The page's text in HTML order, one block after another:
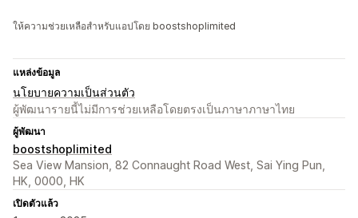
ให้ความช่วยเหลือสำหรับแอปโดย boostshoplimited
แหล่งข้อมูล
นโยบายความเป็นส่วนตัว
ผู้พัฒนารายนี้ไม่มีการช่วยเหลือโดยตรงเป็นภาษาภาษาไทย
ผู้พัฒนา
boostshoplimited
Sea View Mansion, 82 Connaught Road West, Sai Ying Pun,
HK, 0000, HK
เปิดตัวแล้ว